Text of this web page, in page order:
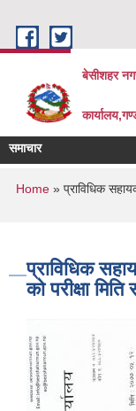
बेसीशहर
समाचार
You are
Home » प्राविधिक
प्राविधिक
काे परीक्षा